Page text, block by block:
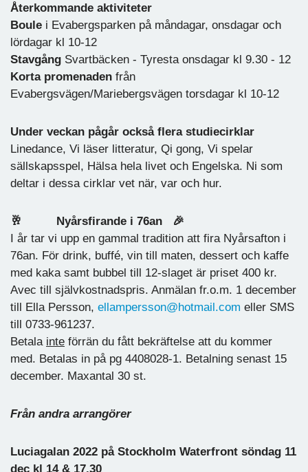
Återkommande aktiviteter
Boule i Evabergsparken på måndagar, onsdagar och
lördagar kl 10-12
Stavgång Svartbäcken - Tyresta onsdagar kl 9.30 - 12
Korta promenaden från
Evabergsvägen/Mariebergsvägen torsdagar kl 10-12
Under veckan pågår också flera studiecirklar
Linedance, Vi läser litteratur, Qi gong, Vi spelar
sällskapsspel, Hälsa hela livet och Engelska. Ni som
deltar i dessa cirklar vet när, var och hur.
🥂 Nyårsfirande i 76an
🎉
I år tar vi upp en gammal tradition att fira Nyårsafton i
76an. För drink, buffé, vin till maten, dessert och kaffe
med kaka samt bubbel till 12-slaget är priset 400 kr.
Avec till självkostnadspris. Anmälan fr.o.m. 1 december
till Ella Persson, ellampersson@hotmail.com eller SMS
till 0733-961237.
Betala inte förrän du fått bekräftelse att du kommer
med. Betalas in på pg 4408028-1. Betalning senast 15
december. Maxantal 30 st.
Från andra arrangörer
Luciagalan 2022 på Stockholm Waterfront söndag 11
dec kl 14 & 17.30